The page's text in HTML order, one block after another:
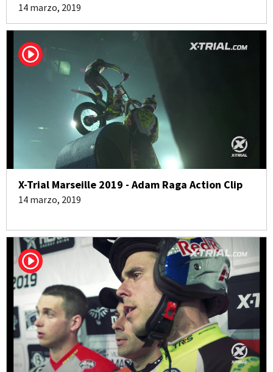
14 marzo, 2019
X-Trial Marseille 2019 - Adam Raga Action Clip
14 marzo, 2019